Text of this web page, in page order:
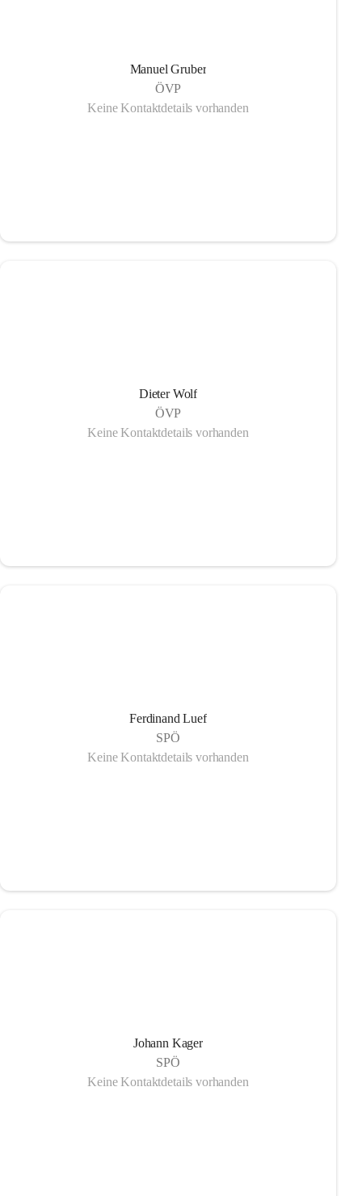
Manuel Gruber
ÖVP
Keine Kontaktdetails vorhanden
Dieter Wolf
ÖVP
Keine Kontaktdetails vorhanden
Ferdinand Luef
SPÖ
Keine Kontaktdetails vorhanden
Johann Kager
SPÖ
Keine Kontaktdetails vorhanden